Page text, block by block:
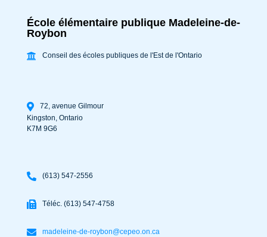
École élémentaire publique Madeleine-de-
Roybon
Conseil des écoles publiques de l'Est de l'Ontario
72, avenue Gilmour
Kingston, Ontario
K7M 9G6
(613) 547-2556
Téléc. (613) 547-4758
madeleine-de-roybon@cepeo.on.ca